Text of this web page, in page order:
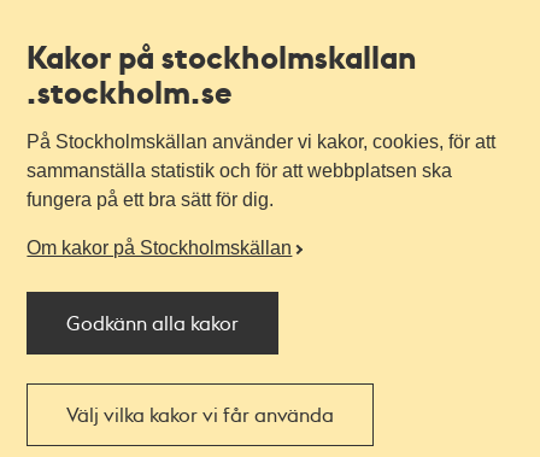
Kakor på stockholmskallan
.stockholm.se
På Stockholmskällan använder vi kakor, cookies, för att
sammanställa statistik och för att webbplatsen ska
fungera på ett bra sätt för dig.
Om kakor på Stockholmskällan
Godkänn alla kakor
Välj vilka kakor vi får använda